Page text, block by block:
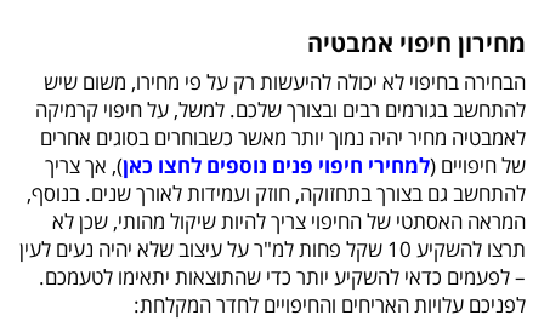
מחירון חיפוי אמבטיה
הבחירה בחיפוי לא יכולה להיעשות רק על פי מחירו, משום שיש
להתחשב בגורמים רבים ובצורך שלכם. למשל, על חיפוי קרמיקה
לאמבטיה מחיר יהיה נמוך יותר מאשר כשבוחרים בסוגים אחרים
של חיפויים (למחירי חיפוי פנים נוספים לחצו כאן), אך צריך
להתחשב גם בצורך בתחזוקה, חוזק ועמידות לאורך שנים. בנוסף,
המראה האסתטי של החיפוי צריך להיות שיקול מהותי, שכן לא
תרצו להשקיע 10 שקל פחות למ"ר על עיצוב שלא יהיה נעים לעין
– לפעמים כדאי להשקיע יותר כדי שהתוצאות יתאימו לטעמכם.
לפניכם עלויות האריחים והחיפויים לחדר המקלחת: